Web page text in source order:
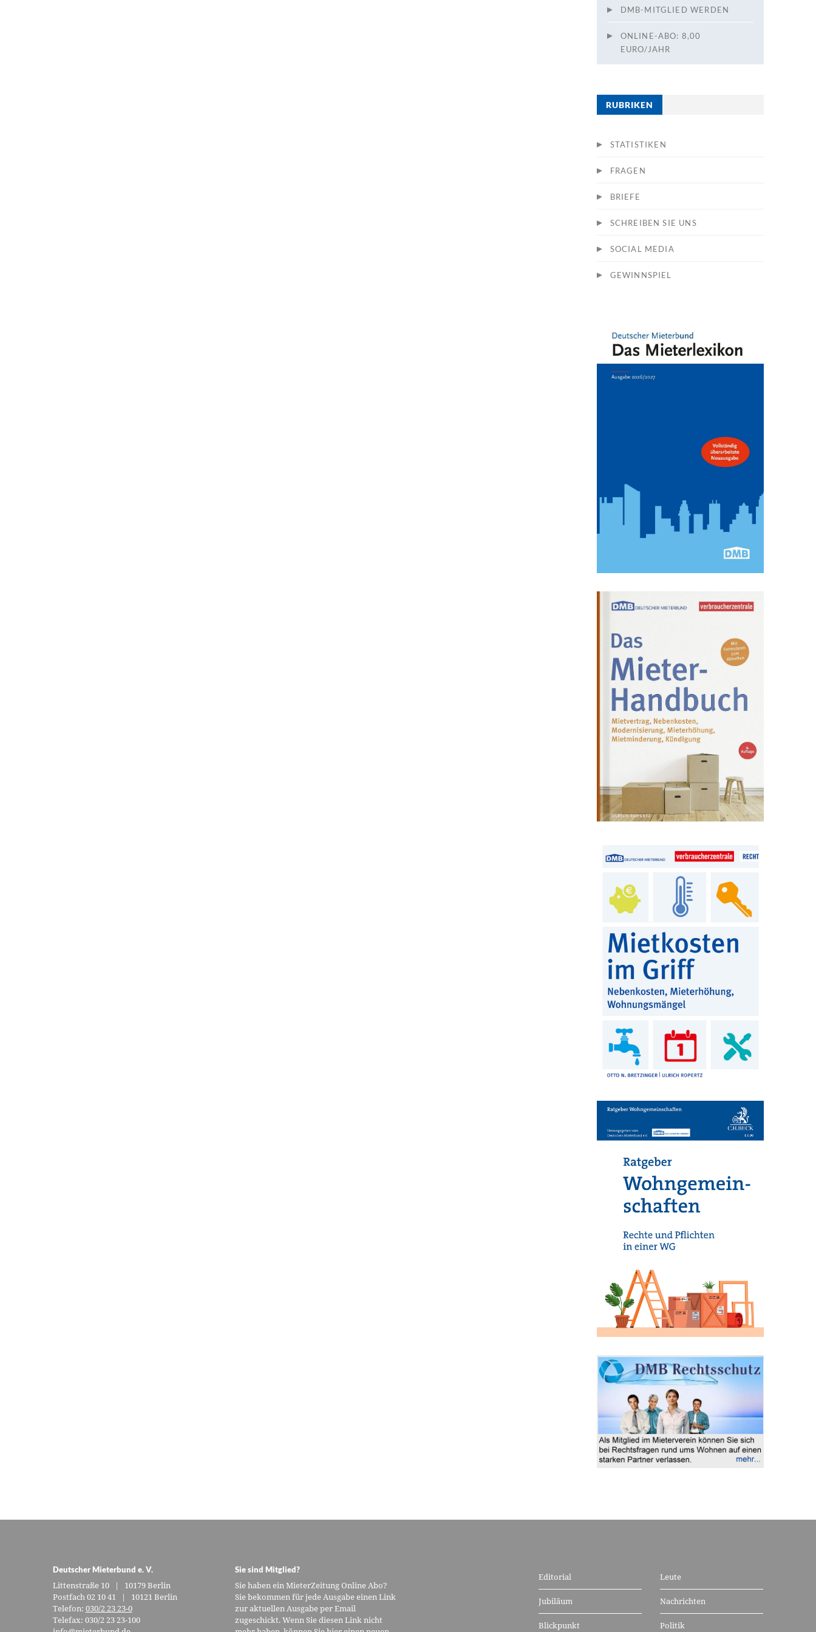
DMB-MITGLIED WERDEN
ONLINE-ABO: 8,00
EURO/JAHR
RUBRIKEN
STATISTIKEN
FRAGEN
BRIEFE
SCHREIBEN SIE UNS
SOCIAL MEDIA
GEWINNSPIEL
Deutscher Mieterbund e. V.
Littenstraße 10 | 10179 Berlin
Postfach 02 10 41 | 10121 Berlin
Telefon: 030/2 23 23-0
Telefax: 030/2 23 23-100
Sie sind Mitglied?
Sie haben ein MieterZeitung Online Abo?
Sie bekommen für jede Ausgabe einen Link
zur aktuellen Ausgabe per Email
zugeschickt. Wenn Sie diesen Link nicht
Editorial
Jubiläum
Blickpunkt
Leute
Nachrichten
Politik